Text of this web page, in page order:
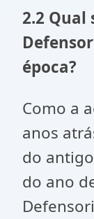
2.2 Qual
época?
Como a
anos
do
do ano